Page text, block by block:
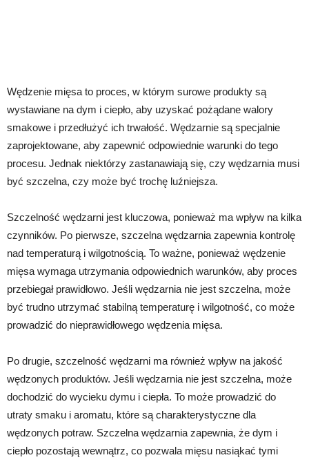
Wędzenie mięsa to proces, w którym surowe produkty są
wystawiane na dym i ciepło, aby uzyskać pożądane walory
smakowe i przedłużyć ich trwałość. Wędzarnie są specjalnie
zaprojektowane, aby zapewnić odpowiednie warunki do tego
procesu. Jednak niektórzy zastanawiają się, czy wędzarnia musi
być szczelna, czy może być trochę luźniejsza.
Szczelność wędzarni jest kluczowa, ponieważ ma wpływ na kilka
czynników. Po pierwsze, szczelna wędzarnia zapewnia kontrolę
nad temperaturą i wilgotnością. To ważne, ponieważ wędzenie
mięsa wymaga utrzymania odpowiednich warunków, aby proces
przebiegał prawidłowo. Jeśli wędzarnia nie jest szczelna, może
być trudno utrzymać stabilną temperaturę i wilgotność, co może
prowadzić do nieprawidłowego wędzenia mięsa.
Po drugie, szczelność wędzarni ma również wpływ na jakość
wędzonych produktów. Jeśli wędzarnia nie jest szczelna, może
dochodzić do wycieku dymu i ciepła. To może prowadzić do
utraty smaku i aromatu, które są charakterystyczne dla
wędzonych potraw. Szczelna wędzarnia zapewnia, że dym i
ciepło pozostają wewnątrz, co pozwala mięsu nasiąkać tymi